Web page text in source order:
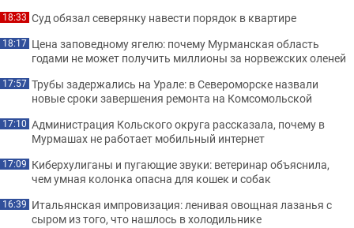
18:33 Суд обязал северянку навести порядок в квартире
18:17 Цена заповедному ягелю: почему Мурманская область
годами не может получить миллионы за норвежских оленей
17:57 Трубы задержались на Урале: в Североморске назвали
новые сроки завершения ремонта на Комсомольской
17:10 Администрация Кольского округа рассказала, почему в
Мурмашах не работает мобильный интернет
17:09 Киберхулиганы и пугающие звуки: ветеринар объяснила,
чем умная колонка опасна для кошек и собак
16:39 Итальянская импровизация: ленивая овощная лазанья с
сыром из того, что нашлось в холодильнике